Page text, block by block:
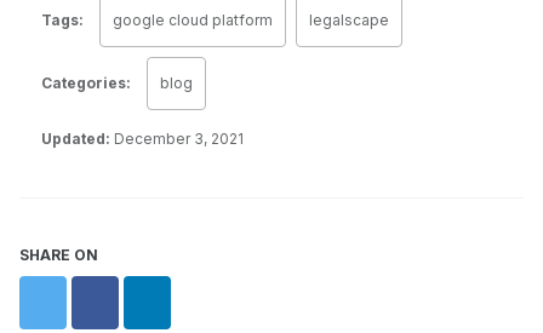
Tags: google cloud platform legalscape
Categories: blog
Updated: December 3, 2021
SHARE ON